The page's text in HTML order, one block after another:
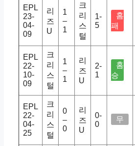
EPL
23-
04-
09
리
즈
U
1
–
1
크
리
스
털
1-
5
홈
패
EPL
22-
10-
09
크
리
스
털
1
–
1
리
즈
U
2-
1
홈
승
EPL
22-
04-
25
크
리
스
털
0
–
0
리
즈
U
0-
0
무